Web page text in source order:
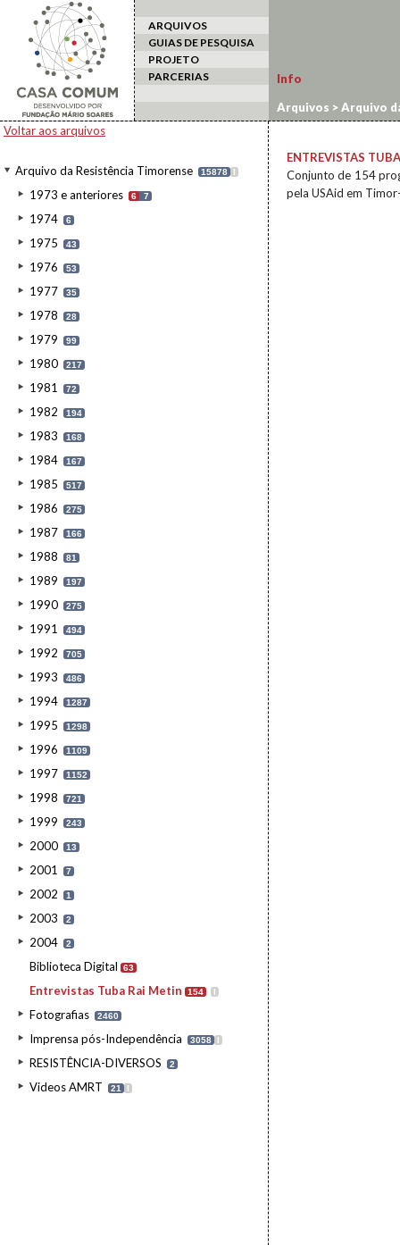
ARQUIVOS
GUIAS DE PESQUISA
PROJETO
PARCERIAS
Voltar aos arquivos
Arquivo da Resistência Timorense 15878 I
1973 e anteriores 6 7
1974 6
1975 43
1976 53
1977 35
1978 28
1979 99
1980 217
1981 72
1982 194
1983 168
1984 167
1985 517
1986 275
1987 166
1988 81
1989 197
1990 275
1991 494
1992 705
1993 486
1994 1287
1995 1298
1996 1109
1997 1152
1998 721
1999 243
2000 13
2001 7
2002 1
2003 2
2004 2
Biblioteca Digital 63
Entrevistas Tuba Rai Metin 154 I
Fotografias 2460
Imprensa pós-Independência 3058 I
RESISTÊNCIA-DIVERSOS 2
Videos AMRT 21 I
Info
Arquivos >Arquivo
ENTREVISTAS
Conjunto de 154
pela USAid em